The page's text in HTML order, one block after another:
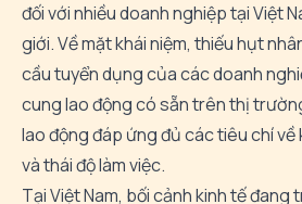
đối với nhiều doanh nghiệp tại Việt
giới. Về mặt khái niệm, thiếu hụt
cầu tuyển dụng của các doanh
cung lao động có sẵn trên thị
lao động đáp ứng đủ các tiêu chí về
và thái độ làm việc.
Tại Việt Nam, bối cảnh kinh tế đang